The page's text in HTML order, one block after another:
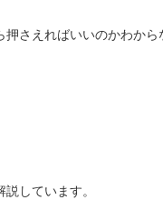
押さえればいいのかわから
しています。